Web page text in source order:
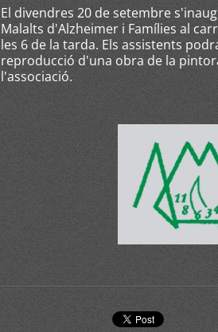
El divendres 20 de setembre
Malalts d'Alzheimer i Famílies al
les 6 de la tarda. Els assistents
reproducció d'una obra de la
l'associació.